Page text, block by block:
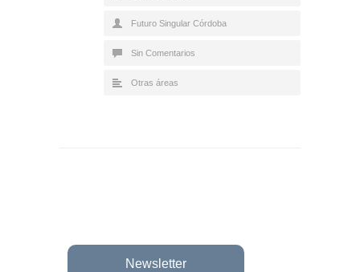
Futuro Singular Córdoba
Sin Comentarios
Otras áreas
Newsletter